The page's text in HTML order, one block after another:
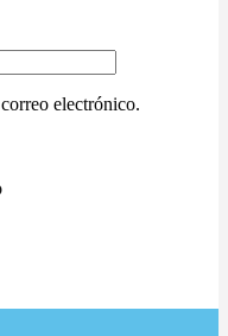
electrónico.